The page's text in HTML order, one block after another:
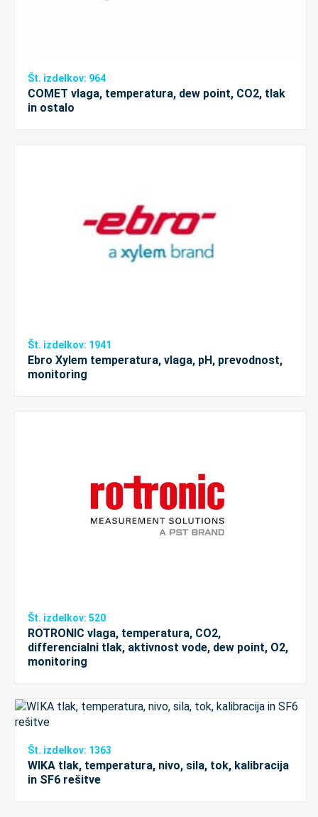
Št. izdelkov: 964
COMET vlaga, temperatura, dew point, CO2, tlak
in ostalo
Št. izdelkov: 1941
Ebro Xylem temperatura, vlaga, pH, prevodnost,
monitoring
Št. izdelkov: 520
ROTRONIC vlaga, temperatura, CO2,
differencialni tlak, aktivnost vode, dew point, O2,
monitoring
Št. izdelkov: 1363
WIKA tlak, temperatura, nivo, sila, tok, kalibracija
in SF6 rešitve